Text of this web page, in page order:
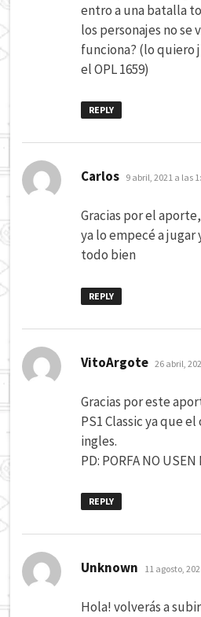
entro a una batalla
los personajes no se
funciona? (lo quiero
el OPL 1659)
REPLY
Carlos dice:
9 abril, 2021 a las
Gracias por el
ya lo empecé a
todo bien
REPLY
VitoArgote dice:
26 abril,
Gracias por este
PS1 Classic ya que
ingles.
PD: PORFA NO USEN
REPLY
Unknown dice:
11 agosto,
Hola! volverás a